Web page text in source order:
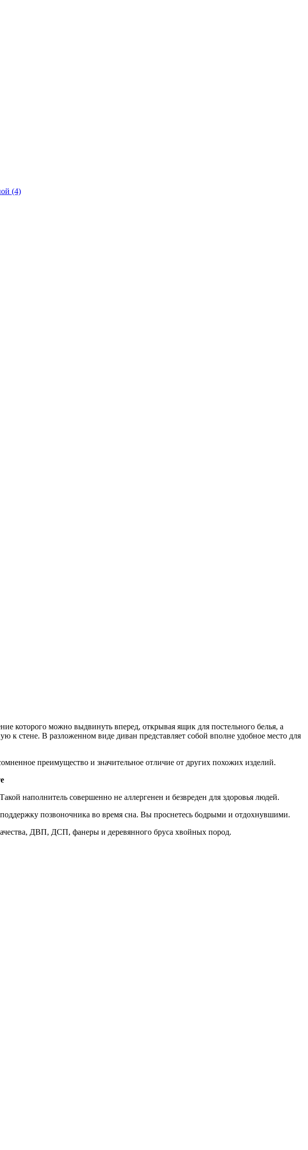
(4)
которого можно выдвинуть вперед, открывая ящик для постельного белья, а
к стене. В разложенном виде диван представляет собой вполне удобное место для
преимущество и значительное отличие от других похожих изделий.
наполнитель совершенно не аллергенен и безвреден для здоровья людей.
позвоночника во время сна. Вы проснетесь бодрыми и отдохнувшими.
ДВП, ДСП, фанеры и деревянного бруса хвойных пород.